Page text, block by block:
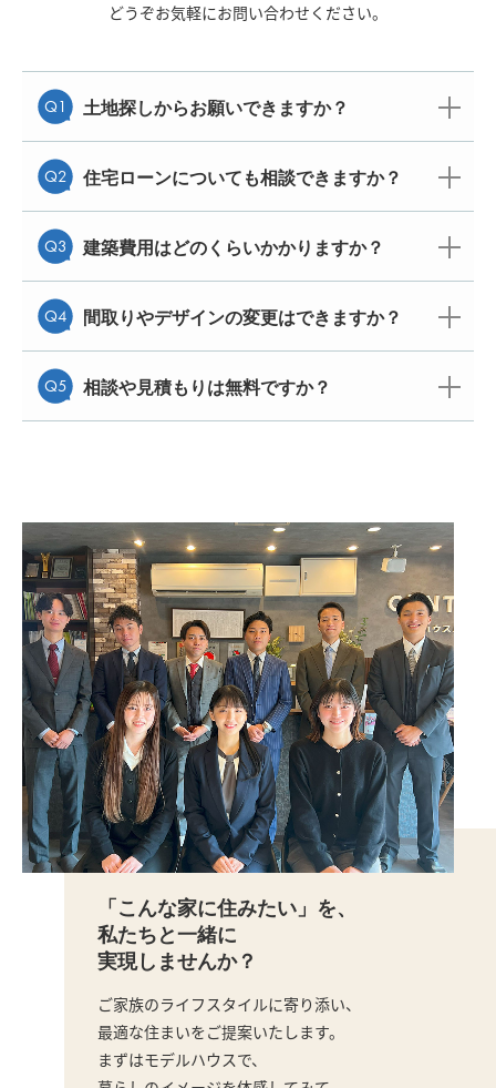
どうぞお気軽にお問い合わせください。
Q1 土地探しからお願いできますか？
Q2 住宅ローンについても相談できますか？
Q3 建築費用はどのくらいかかりますか？
Q4 間取りやデザインの変更はできますか？
Q5 相談や見積もりは無料ですか？
「こんな家に住みたい」を、
私たちと一緒に
実現しませんか？
ご家族のライフスタイルに寄り添い、
最適な住まいをご提案いたします。
まずはモデルハウスで、